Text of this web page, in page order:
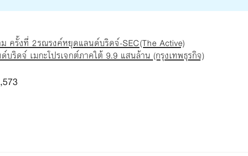
ม ครั้งที่ 2 รณรงค์หยุดแลนด์บริดจ์-SEC (The Active)
บริดจ์ เมกะโปรเจกต์ภาคใต้ 9.9 แสนล้าน (กรุงเทพธุรกิจ)